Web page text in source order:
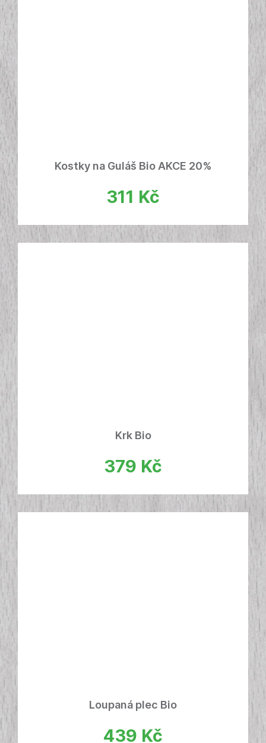
Kostky na Guláš Bio AKCE 20%
311 Kč
Krk Bio
379 Kč
Loupaná plec Bio
439 Kč